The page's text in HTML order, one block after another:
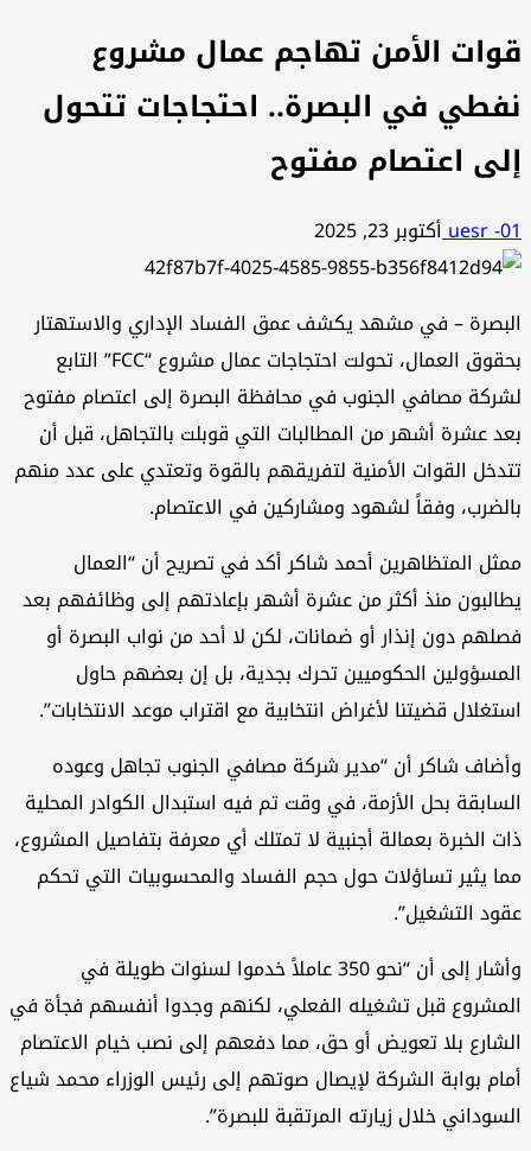
قوات الأمن تهاجم عمال مشروع
نفطي في البصرة.. احتجاجات تتحول
إلى اعتصام مفتوح
uesr -01أكتوبر 23, 2025
البصرة – في مشهد يكشف عمق الفساد الإداري والاستهتار
بحقوق العمال، تحولت احتجاجات عمال مشروع “FCC” التابع
لشركة مصافي الجنوب في محافظة البصرة إلى اعتصام مفتوح
بعد عشرة أشهر من المطالبات التي قوبلت بالتجاهل، قبل أن
تتدخل القوات الأمنية لتفريقهم بالقوة وتعتدي على عدد منهم
بالضرب، وفقاً لشهود ومشاركين في الاعتصام.
ممثل المتظاهرين أحمد شاكر أكد في تصريح أن “العمال
يطالبون منذ أكثر من عشرة أشهر بإعادتهم إلى وظائفهم بعد
فصلهم دون إنذار أو ضمانات، لكن لا أحد من نواب البصرة أو
المسؤولين الحكوميين تحرك بجدية، بل إن بعضهم حاول
استغلال قضيتنا لأغراض انتخابية مع اقتراب موعد الانتخابات”.
وأضاف شاكر أن “مدير شركة مصافي الجنوب تجاهل وعوده
السابقة بحل الأزمة، في وقت تم فيه استبدال الكوادر المحلية
ذات الخبرة بعمالة أجنبية لا تمتلك أي معرفة بتفاصيل المشروع،
مما يثير تساؤلات حول حجم الفساد والمحسوبيات التي تحكم
عقود التشغيل”.
وأشار إلى أن “نحو 350 عاملاً خدموا لسنوات طويلة في
المشروع قبل تشغيله الفعلي، لكنهم وجدوا أنفسهم فجأة في
الشارع بلا تعويض أو حق، مما دفعهم إلى نصب خيام الاعتصام
أمام بوابة الشركة لإيصال صوتهم إلى رئيس الوزراء محمد شياع
السوداني خلال زيارته المرتقبة للبصرة”.